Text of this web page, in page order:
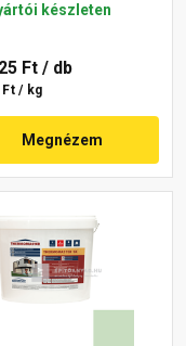
készleten
Ft / db
Ft / kg
Megnézem